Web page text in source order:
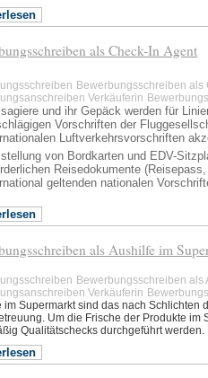
als Check-In Agent
Bewerbungsschreiben als
Verkäuferin
und ihr Gepäck werden für
Vorschriften der
Luftverkehrsvorschriften
von Bordkarten und EDV-
Reisedokumente
geltenden nationalen
als Aushilfe im
Bewerbungsschreiben als
Verkäuferin
im Supermarkt sind das nach Schlichten
Um die Frische der Produkte im
Qualitätschecks durchgeführt werden.